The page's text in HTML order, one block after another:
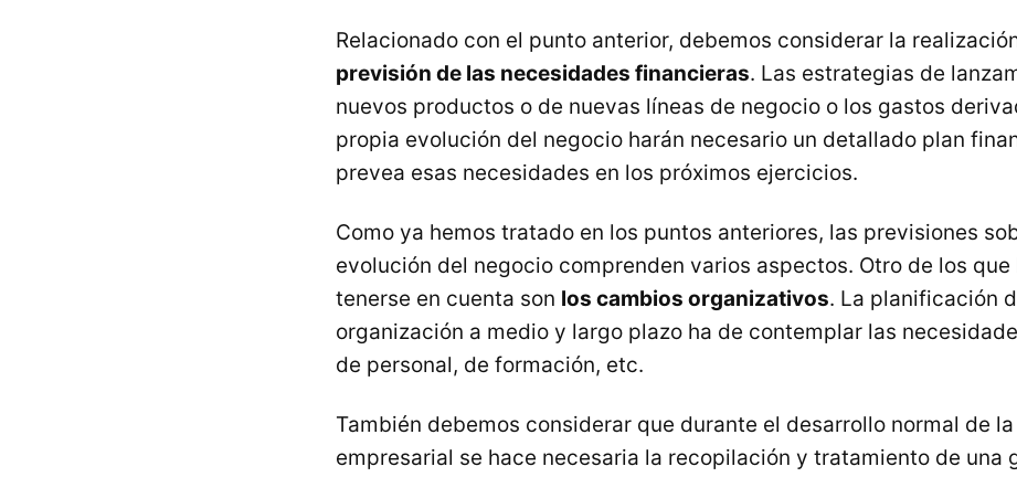
Relacionado con el punto anterior, debemos considerar la
previsión de las necesidades financieras. Las estrategias de
nuevos productos o de nuevas líneas de negocio o los gastos
propia evolución del negocio harán necesario un detallado plan
prevea esas necesidades en los próximos ejercicios.
Como ya hemos tratado en los puntos anteriores, las previsiones
evolución del negocio comprenden varios aspectos. Otro de los que
tenerse en cuenta son los cambios organizativos. La planificación
organización a medio y largo plazo ha de contemplar las
de personal, de formación, etc.
También debemos considerar que durante el desarrollo normal de
empresarial se hace necesaria la recopilación y tratamiento de una